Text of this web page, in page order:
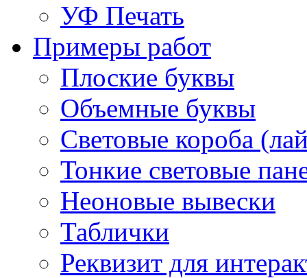
УФ Печать
Примеры работ
Плоские буквы
Объемные буквы
Световые короба
Тонкие световые
Неоновые вывески
Таблички
Реквизит для